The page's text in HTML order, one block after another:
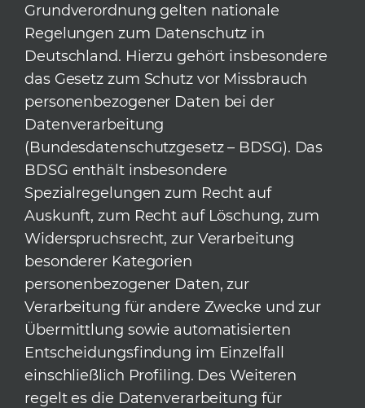
Grundverordnung gelten nationale
Regelungen zum Datenschutz in
Deutschland. Hierzu gehört insbesondere
das Gesetz zum Schutz vor Missbrauch
personenbezogener Daten bei der
Datenverarbeitung
(Bundesdatenschutzgesetz – BDSG). Das
BDSG enthält insbesondere
Spezialregelungen zum Recht auf
Auskunft, zum Recht auf Löschung, zum
Widerspruchsrecht, zur Verarbeitung
besonderer Kategorien
personenbezogener Daten, zur
Verarbeitung für andere Zwecke und zur
Übermittlung sowie automatisierten
Entscheidungsfindung im Einzelfall
einschließlich Profiling. Des Weiteren
regelt es die Datenverarbeitung für